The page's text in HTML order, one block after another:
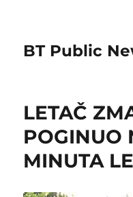
BT Public
LETAČ
POGINUO
MINUTA